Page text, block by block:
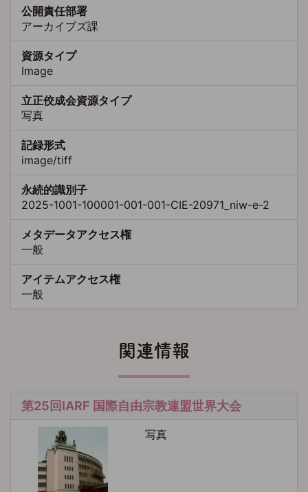
公開責任部署
アーカイブズ課
資源タイプ
Image
立正佼成会資源タイプ
写真
記録形式
image/tiff
永続的識別子
2025-1001-100001-001-001-CIE-20971_niw-e-2
メタデータアクセス権
一般
アイテムアクセス権
一般
関連情報
第25回IARF 国際自由宗教連盟世界大会
写真